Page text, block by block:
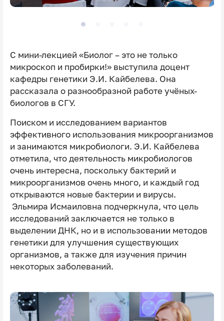
С мини-лекцией «Биолог – это не только
микроскоп и пробирки!» выступила доцент
кафедры генетики Э.И. Кайбелева. Она
рассказала о разнообразной работе учёных-
биологов в СГУ.
Поиском и исследованием вариантов
эффективного использования микроорганизмов
и занимаются микробиологи. Э.И. Кайбелева
отметила, что деятельность микробиологов
очень интересна, поскольку бактерий и
микроорганизмов очень много, и каждый год
открываются новые бактерии и вирусы.
Эльмира Исмаиловна подчеркнула, что цель
исследований заключается не только в
выделении ДНК, но и в использовании методов
генетики для улучшения существующих
организмов, а также для изучения причин
некоторых заболеваний.